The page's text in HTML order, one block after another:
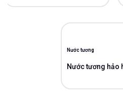
Nước tương